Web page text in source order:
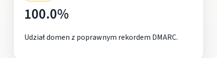
100.0%
Udział domen z poprawnym rekordem DMARC.